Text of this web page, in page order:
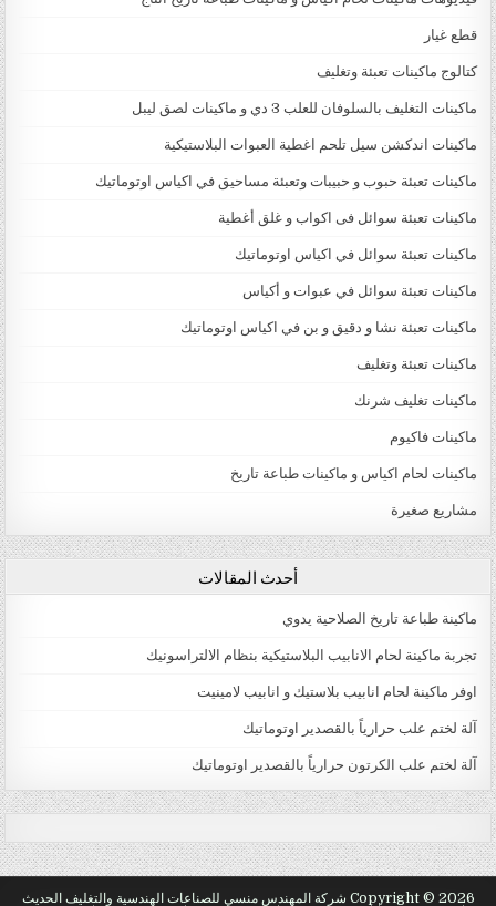
قطع غيار
كتالوج ماكينات تعبئة وتغليف
ماكينات التغليف بالسلوفان للعلب 3 دي و ماكينات لصق ليبل
ماكينات اندكشن سيل تلحم اغطية العبوات البلاستيكية
ماكينات تعبئة حبوب و حبيبات وتعبئة مساحيق في اكياس اوتوماتيك
ماكينات تعبئة سوائل فى اكواب و غلق أغطية
ماكينات تعبئة سوائل في اكياس اوتوماتيك
ماكينات تعبئة سوائل في عبوات و أكياس
ماكينات تعبئة نشا و دقيق و بن في اكياس اوتوماتيك
ماكينات تعبئة وتغليف
ماكينات تغليف شرنك
ماكينات فاكيوم
ماكينات لحام اكياس و ماكينات طباعة تاريخ
مشاريع صغيرة
أحدث المقالات
ماكينة طباعة تاريخ الصلاحية يدوي
تجربة ماكينة لحام الانابيب البلاستيكية بنظام الالتراسونيك
اوفر ماكينة لحام انابيب بلاستيك و انابيب لامينيت
آلة لختم علب حرارياً بالقصدير اوتوماتيك
آلة لختم علب الكرتون حرارياً بالقصدير اوتوماتيك
male enlargement pills
virectin review Male Viagra Online Buy
Copyright © 2026 شركة المهندس منسي للصناعات الهندسية والتغليف الحديث